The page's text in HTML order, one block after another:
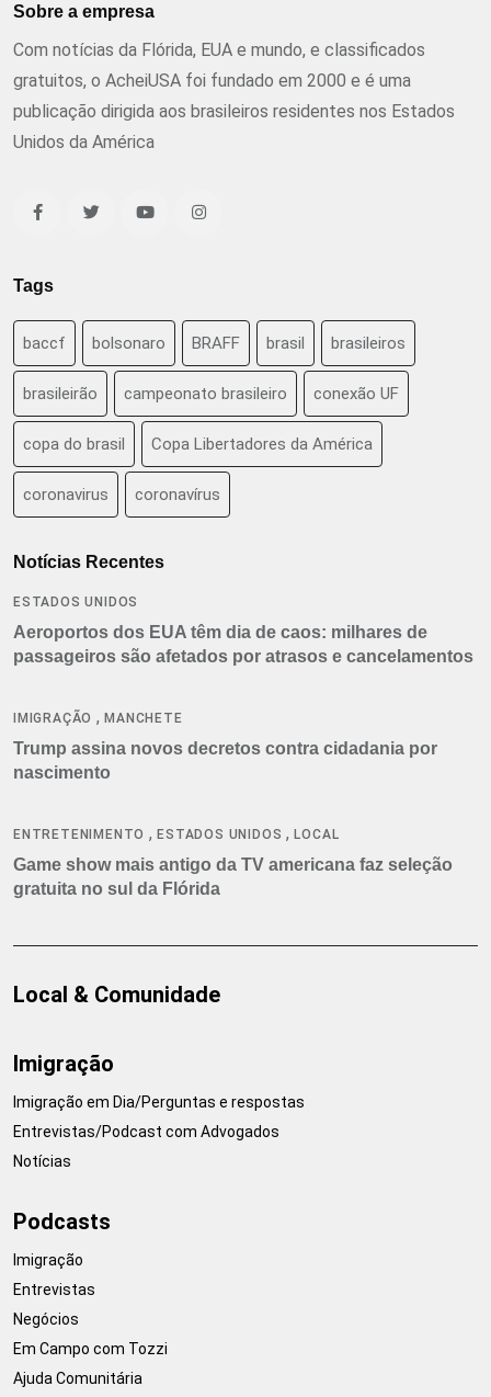
Sobre a empresa
Com notícias da Flórida, EUA e mundo, e classificados
gratuitos, o AcheiUSA foi fundado em 2000 e é uma
publicação dirigida aos brasileiros residentes nos Estados
Unidos da América
Tags
baccf bolsonaro BRAFF brasil brasileiros
brasileirão campeonato brasileiro conexão UF
copa do brasil Copa Libertadores da América
coronavirus coronavírus
Notícias Recentes
ESTADOS UNIDOS
Aeroportos dos EUA têm dia de caos: milhares de
passageiros são afetados por atrasos e cancelamentos
IMIGRAÇÃO ,MANCHETE
Trump assina novos decretos contra cidadania por
nascimento
ENTRETENIMENTO ,ESTADOS UNIDOS ,LOCAL
Game show mais antigo da TV americana faz seleção
gratuita no sul da Flórida
Local & Comunidade
Imigração
Imigração em Dia/Perguntas e respostas
Entrevistas/Podcast com Advogados
Notícias
Podcasts
Imigração
Entrevistas
Negócios
Em Campo com Tozzi
Ajuda Comunitária